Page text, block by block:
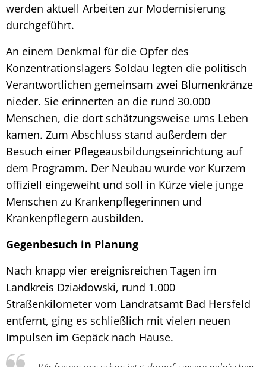
werden aktuell Arbeiten zur Modernisierung
durchgeführt.
An einem Denkmal für die Opfer des
Konzentrationslagers Soldau legten die politisch
Verantwortlichen gemeinsam zwei Blumenkränze
nieder. Sie erinnerten an die rund 30.000
Menschen, die dort schätzungsweise ums Leben
kamen. Zum Abschluss stand außerdem der
Besuch einer Pflegeausbildungseinrichtung auf
dem Programm. Der Neubau wurde vor Kurzem
offiziell eingeweiht und soll in Kürze viele junge
Menschen zu Krankenpflegerinnen und
Krankenpflegern ausbilden.
Gegenbesuch in Planung
Nach knapp vier ereignisreichen Tagen im
Landkreis Działdowski, rund 1.000
Straßenkilometer vom Landratsamt Bad Hersfeld
entfernt, ging es schließlich mit vielen neuen
Impulsen im Gepäck nach Hause.